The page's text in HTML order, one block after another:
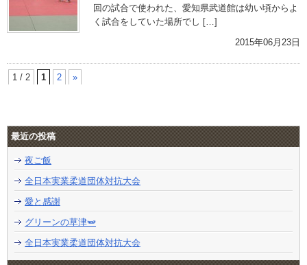
回の試合で使われた、愛知県武道館は幼い頃からよ
く試合をしていた場所でし […]
2015年06月23日
1 / 2 1 2 »
最近の投稿
夜ご飯
全日本実業柔道団体対抗大会
愛と感謝
グリーンの草津🫛
全日本実業柔道団体対抗大会